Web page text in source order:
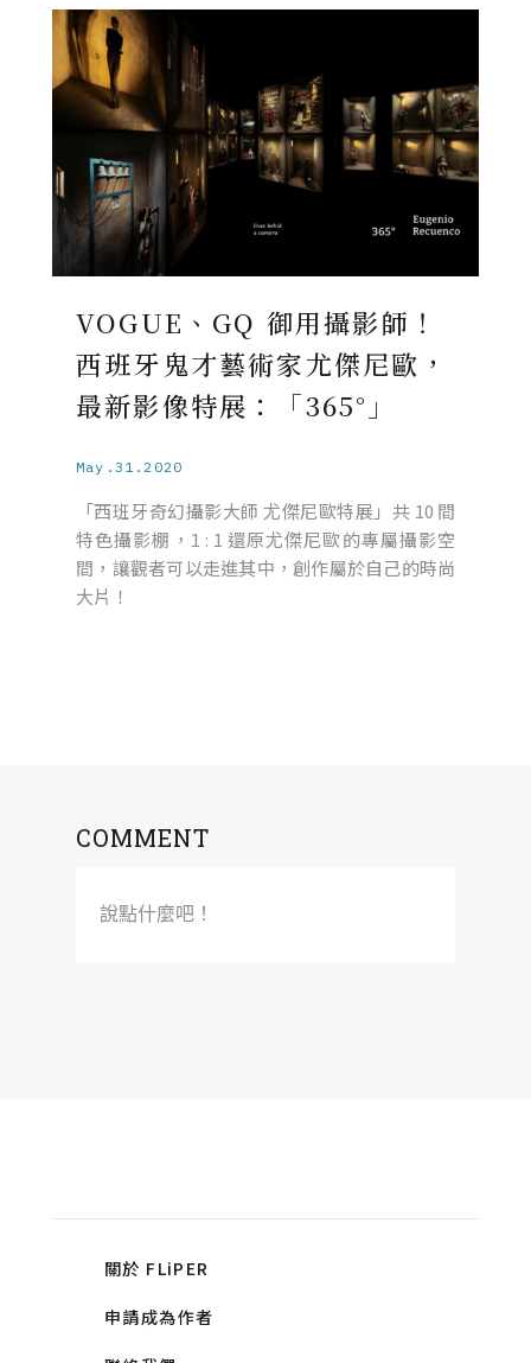
VOGUE、GQ 御用攝影師！
西班牙鬼才藝術家尤傑尼歐，
最新影像特展：「365°」
May.31.2020
「西班牙奇幻攝影大師 尤傑尼歐特展」共 10 間
特色攝影棚，1 : 1 還原尤傑尼歐的專屬攝影空
間，讓觀者可以走進其中，創作屬於自己的時尚
大片！
COMMENT
說點什麼吧！
關於 FLiPER
申請成為作者